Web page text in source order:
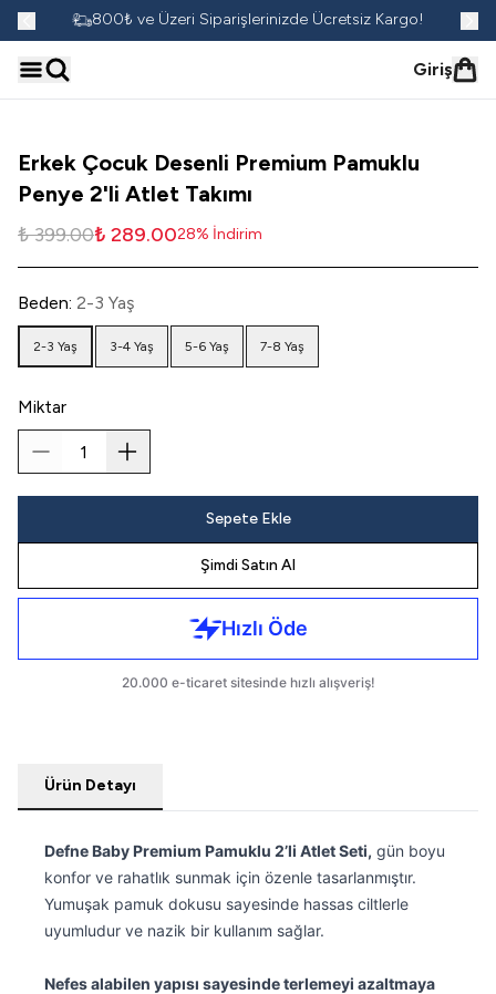
800₺ ve Üzeri Siparişlerinizde Ücretsiz Kargo!
Giriş
Erkek Çocuk Desenli Premium Pamuklu
Penye 2'li Atlet Takımı
₺ 399.00₺ 289.0028% İndirim
Beden: 2-3 Yaş
2-3 Yaş 3-4 Yaş 5-6 Yaş 7-8 Yaş
Miktar
Sepete Ekle
Şimdi Satın Al
Ürün Detayı
Defne Baby Premium Pamuklu 2’li Atlet Seti, gün boyu
konfor ve rahatlık sunmak için özenle tasarlanmıştır.
Yumuşak pamuk dokusu sayesinde hassas ciltlerle
uyumludur ve nazik bir kullanım sağlar.
Nefes alabilen yapısı sayesinde terlemeyi azaltmaya